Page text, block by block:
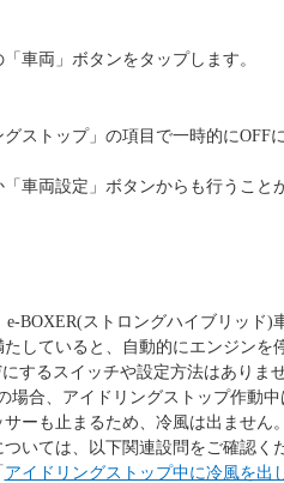
「車両」ボタンをタップします。
グストップ」の項目で一時的にOFF
車両設定」ボタンからも行うこと
e-BOXER(ストロングハイブリッド)
していると、自動的にエンジンを
にするスイッチや設定方法はありませ
場合、アイドリングストップ作動
ーも止まるため、冷風は出ません
いては、以下関連設問をご確認く
アイドリングストップ中に冷風を出